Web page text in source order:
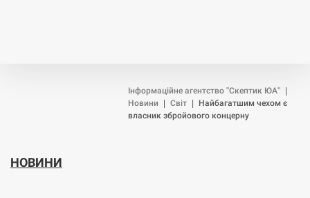
Інформаційне агентство "Скептик ЮА"
Новини
Світ
Найбагатшим чехом є
власник збройового концерну
НОВИНИ